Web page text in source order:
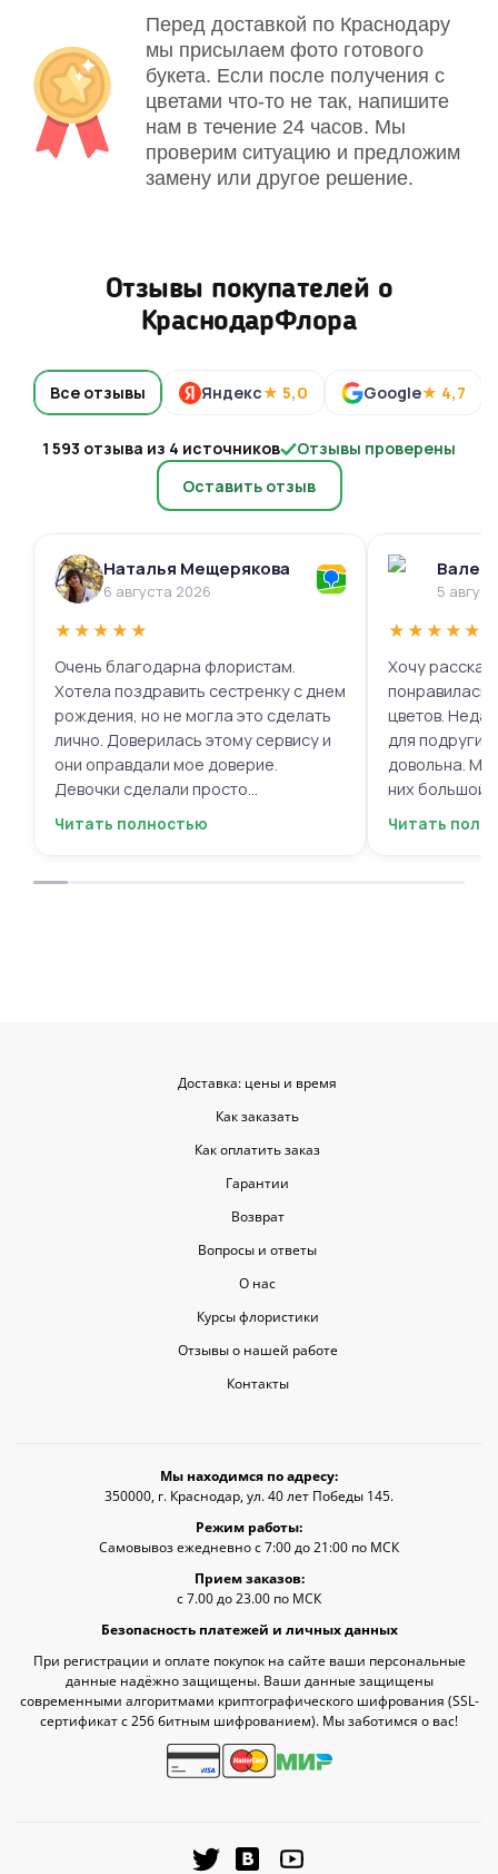
Перед доставкой по Краснодару
мы присылаем фото готового
букета. Если после получения с
цветами что-то не так, напишите
нам в течение 24 часов. Мы
проверим ситуацию и предложим
замену или другое решение.
Отзывы покупателей о
КраснодарФлора
Все отзывы Яндекс★ 5,0 Google★ 4,7
1 593 отзыва из 4 источников
Отзывы проверены
Оставить отзыв
Наталья Мещерякова
6 августа 2026
★★★★★
Очень благодарна флористам.
Хотела поздравить сестренку с днем
рождения, но не могла это сделать
лично. Доверилась этому сервису и
они оправдали мое доверие.
Девочки сделали просто
фантастическую цветочную
для согласования. Все заботливо
Читать полностью
5
★★★★★
Хочу
понравилась
цветов.
для подруги,
довольна.
них большой
композиций,
Читать
Доставка: цены и время
Как заказать
Как оплатить заказ
Гарантии
Возврат
Вопросы и ответы
О нас
Курсы флористики
Отзывы о нашей работе
Контакты
Мы находимся по адресу:
350000, г. Краснодар, ул. 40 лет Победы 145.
Режим работы:
Самовывоз ежедневно с 7:00 до 21:00 по МСК
Прием заказов:
с 7.00 до 23.00 по МСК
Безопасность платежей и личных данных
При регистрации и оплате покупок на сайте ваши персональные
данные надёжно защищены. Ваши данные защищены
современными алгоритмами криптографического шифрования (SSL-
сертификат c 256 битным шифрованием). Мы заботимся о вас!